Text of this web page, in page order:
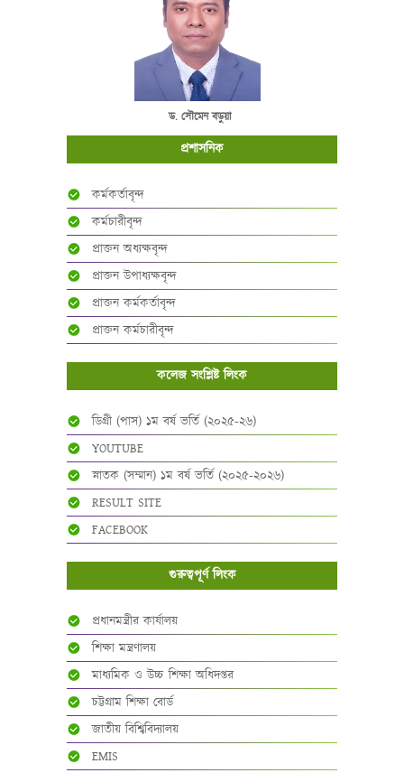
ড. সৌমেন বড়ুয়া
প্রশাসনিক
কর্মকর্তাবৃন্দ
কর্মচারীবৃন্দ
প্রাক্তন অধ্যক্ষবৃন্দ
প্রাক্তন উপাধ্যক্ষবৃন্দ
প্রাক্তন কর্মকর্তাবৃন্দ
প্রাক্তন কর্মচারীবৃন্দ
কলেজ সংশ্লিষ্ট লিংক
ডিগ্রী (পাস) ১ম বর্ষ ভর্তি (২০২৫-২৬)
YOUTUBE
স্নাতক (সম্মান) ১ম বর্ষ ভর্তি (২০২৫-২০২৬)
RESULT SITE
FACEBOOK
গুরুত্বপূর্ণ লিংক
প্রধানমন্ত্রীর কার্যালয়
শিক্ষা মন্ত্রণালয়
মাধ্যমিক ও উচ্চ শিক্ষা অধিদপ্তর
চট্টগ্রাম শিক্ষা বোর্ড
জাতীয় বিশ্বিবিদ্যালয়
EMIS